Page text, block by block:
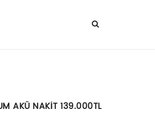
AKÜ NAKİT 139.000TL